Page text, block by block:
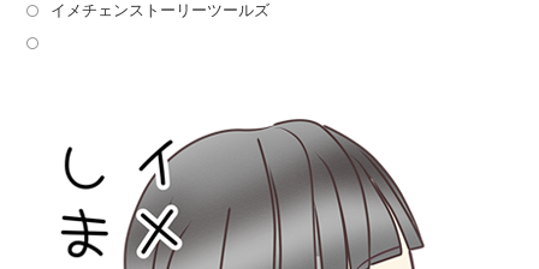
イメチェンストーリーツールズ